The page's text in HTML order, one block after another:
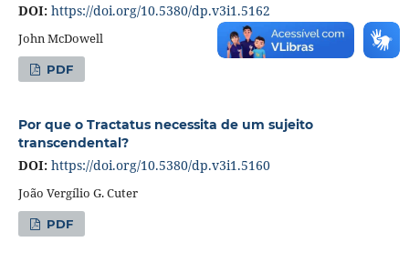
DOI: https://doi.org/10.5380/dp.v3i1.5162
John McDowell
PDF
Por que o Tractatus necessita de um sujeito
transcendental?
DOI: https://doi.org/10.5380/dp.v3i1.5160
João Vergílio G. Cuter
PDF